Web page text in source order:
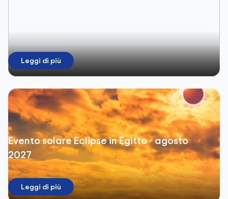
Leggi di più
Evento solare Eclipse in Egitto - agosto
2027
Leggi di più